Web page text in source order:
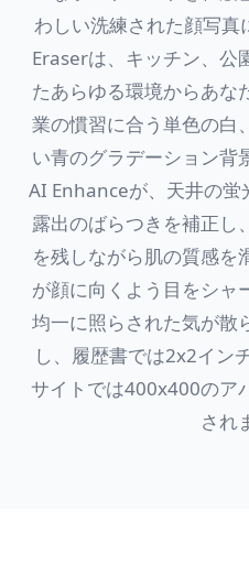
わしい洗練された顔写
Eraserは、キッチン、公
たあらゆる環境からあな
業の慣習に合う単色の白
い青のグラデーション背
AI Enhanceが、天井の蛍
露出のばらつきを補正し
を残しながら肌の質感を
が顔に向くよう目をシャ
均一に照らされた気が散
し、履歴書では2x2イン
サイトでは400x400のア
され